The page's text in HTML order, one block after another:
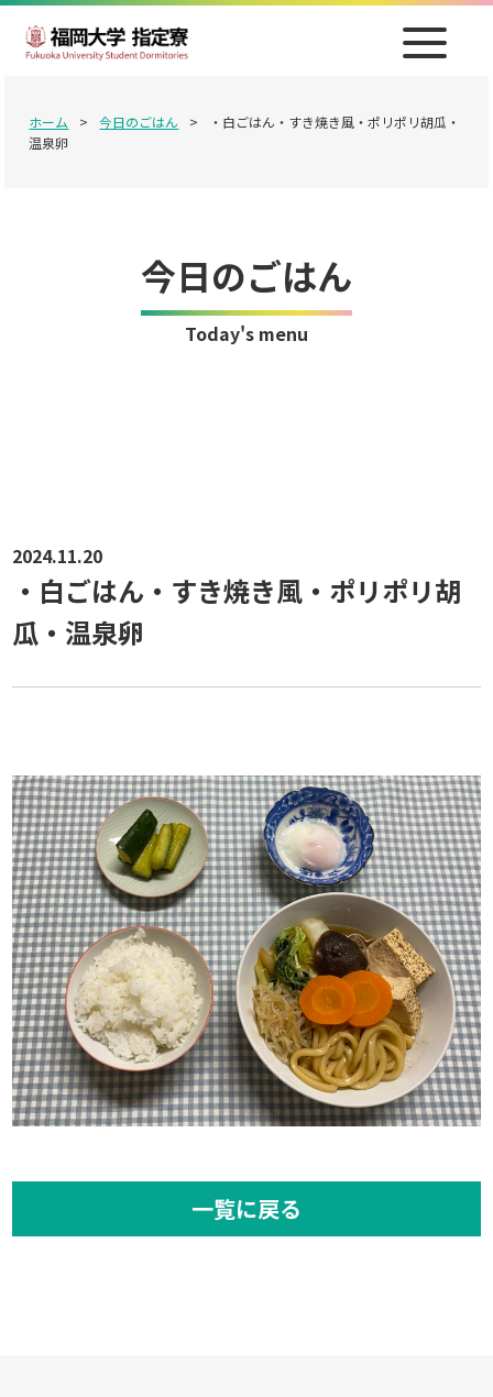
ホーム > 今日のごはん >
・白ごはん・すき焼き風・ポリポリ胡瓜・
温泉卵
今日のごはん
Today's menu
2024.11.20
・白ごはん・すき焼き風・ポリポリ胡
瓜・温泉卵
一覧に戻る